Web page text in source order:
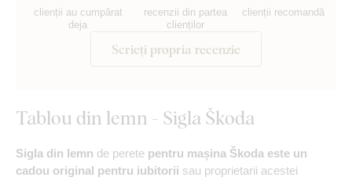
clienții au cumpărat
deja
recenzii din partea
clienților
clienții recomandă
Scrieți propria recenzie
Tablou din lemn - Sigla Škoda
Sigla din lemn de perete pentru mașina Škoda este un
cadou original pentru iubitorii sau proprietarii acestei